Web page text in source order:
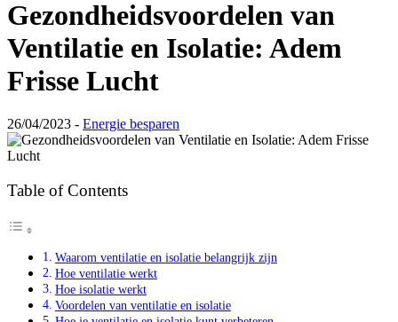
Gezondheidsvoordelen van
Ventilatie en Isolatie: Adem
Frisse Lucht
26/04/2023 - Energie besparen
Table of Contents
Waarom ventilatie en isolatie belangrijk zijn
Hoe ventilatie werkt
Hoe isolatie werkt
Voordelen van ventilatie en isolatie